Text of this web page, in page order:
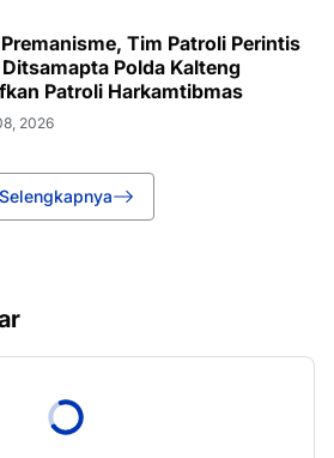
Tim Patroli Perintis
Polda Kalteng
Patroli Harkamtibmas
2026
Selengkapnya